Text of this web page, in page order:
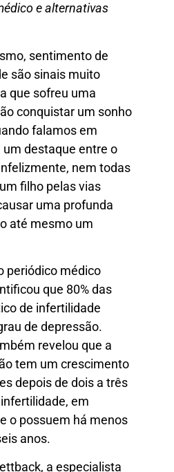
e alternativas
sentimento de
são sinais muito
que sofreu uma
conquistar um sonho
falamos em
destaque entre o
nem todas
filho pelas vias
uma profunda
até mesmo um
periódico médico
que 80% das
de infertilidade
de depressão.
revelou que a
tem um crescimento
depois de dois a três
em
o possuem há menos
anos.
a especialista